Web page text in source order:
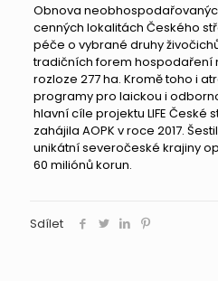
Obnova
cenných lokalitách Českého
péče o vybrané druhy
tradičních forem hospodaření
rozloze 277 ha. Kromě toho i
programy pro laickou i
hlavní cíle projektu LIFE České
zahájila AOPK v roce 2017.
unikátní severočeské krajiny
60 miliónů korun.
Sdílet